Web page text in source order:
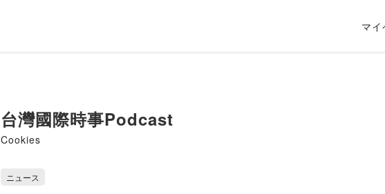
マイ
台灣國際時事Podcast
Cookies
ニュース